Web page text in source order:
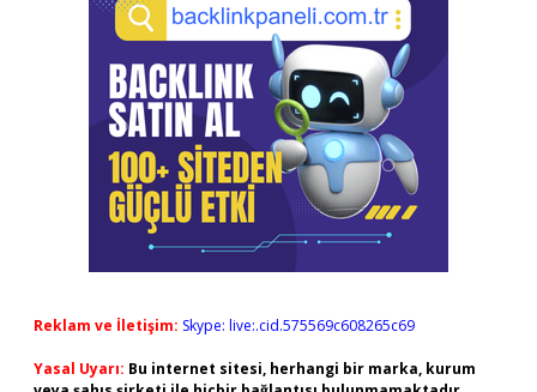
Reklam ve İletişim: Skype: live:.cid.575569c608265c69
Yasal Uyarı: Bu internet sitesi, herhangi bir marka, kurum